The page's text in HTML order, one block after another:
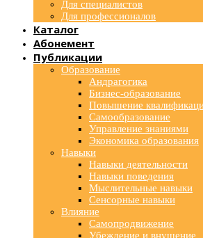
Для специалистов
Для профессионалов
Каталог
Абонемент
Публикации
Образование
Андрагогика
Бизнес-образование
Повышение
Самообразование
Управление знаниями
Экономика образования
Навыки
Навыки деятельности
Навыки поведения
Мыслительные навыки
Сенсорные навыки
Влияние
Самопродвижение
Убеждение и внушение